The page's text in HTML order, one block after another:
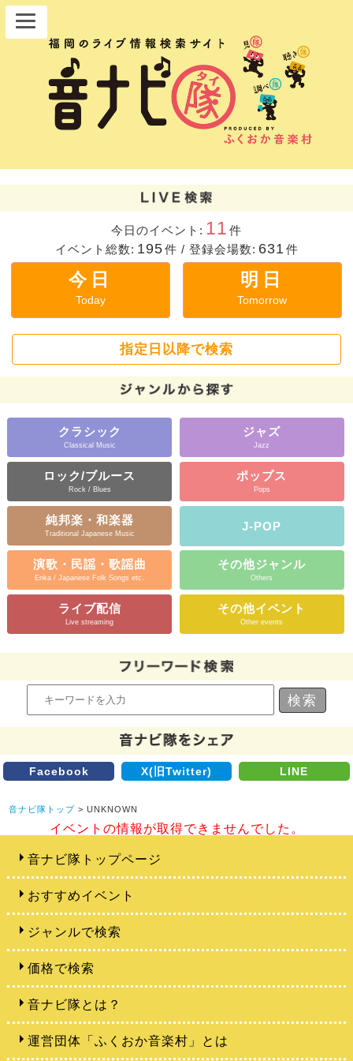
今日のイベント: 11 件
イベント総数: 195件 / 登録会場数: 631 件
今日
Today
明日
Tomorrow
指定日以降で検索
クラシック
Classical Music
ジャズ
Jazz
ロック/ブルース
Rock / Blues
ポップス
Pops
純邦楽・和楽器
Traditional Japanese Music
J-POP
演歌・民謡・歌謡曲
Enka / Japanese Folk Songs etc.
その他ジャンル
Others
ライブ配信
Live streaming
その他イベント
Other events
Facebook X(旧Twitter) LINE
音ナビ隊トップ > UNKNOWN
イベントの情報が取得できませんでした。
音ナビ隊トップページ
おすすめイベント
ジャンルで検索
価格で検索
音ナビ隊とは？
運営団体「ふくおか音楽村」とは